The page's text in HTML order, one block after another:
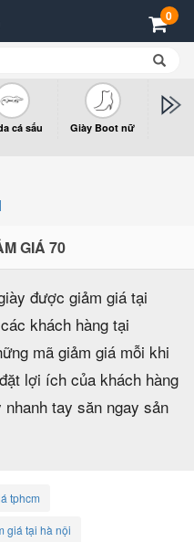
0
cá sấu Giày Boot nữ
GIÁ 70
được giảm giá tại
khách hàng tại
mã giảm giá mỗi khi
lợi ích của khách hàng
tay săn ngay sản
tphcm
giá tại hà nội